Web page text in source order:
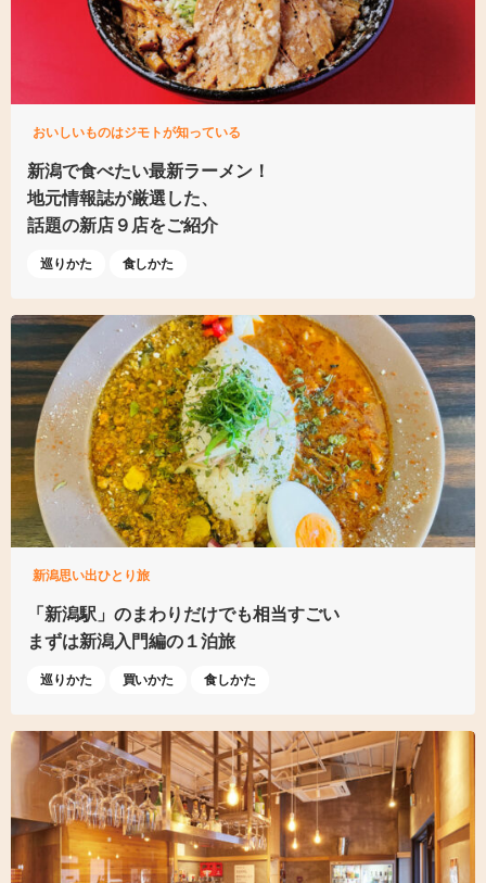
おいしいものはジモトが知っている
新潟で食べたい最新ラーメン！
地元情報誌が厳選した、
話題の新店９店をご紹介
巡りかた 食しかた
新潟思い出ひとり旅
「新潟駅」のまわりだけでも相当すごい
まずは新潟入門編の１泊旅
巡りかた 買いかた 食しかた